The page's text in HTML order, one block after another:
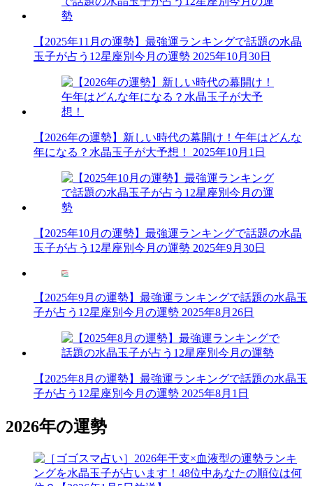
【2025年11月の運勢】最強運ランキングで話題の水晶
玉子が占う12星座別今月の運勢 2025年10月30日
【2026年の運勢】新しい時代の幕開け！午年はどんな
年になる？水晶玉子が大予想！
2025年10月1日
【2025年10月の運勢】最強運ランキングで話題の水晶
玉子が占う12星座別今月の運勢 2025年9月30日
【2025年9月の運勢】最強運ランキングで話題の水晶玉
子が占う12星座別今月の運勢 2025年8月26日
【2025年8月の運勢】最強運ランキングで話題の水晶玉
子が占う12星座別今月の運勢 2025年8月1日
2026年の運勢